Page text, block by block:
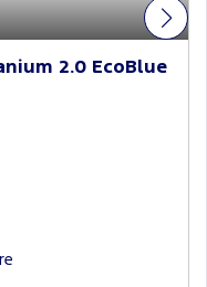
2.0 EcoBlue